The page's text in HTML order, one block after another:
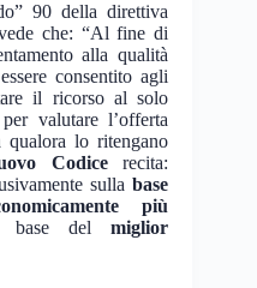
90 della direttiva
che: “Al fine di
alla qualità
consentito agli
il ricorso al solo
valutare l’offerta
qualora lo ritengano
Codicerecita:
sullabase
più
base delmiglior